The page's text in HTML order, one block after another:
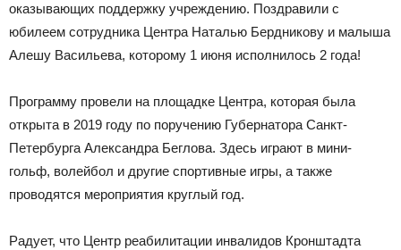
оказывающих поддержку учреждению. Поздравили с
юбилеем сотрудника Центра Наталью Бердникову и малыша
Алешу Васильева, которому 1 июня исполнилось 2 года!
Программу провели на площадке Центра, которая была
открыта в 2019 году по поручению Губернатора Санкт-
Петербурга Александра Беглова. Здесь играют в мини-
гольф, волейбол и другие спортивные игры, а также
проводятся мероприятия круглый год.
Радует, что Центр реабилитации инвалидов Кронштадта